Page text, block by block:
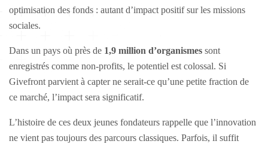
optimisation des fonds : autant d’impact positif sur les missions
sociales.
Dans un pays où près de 1,9 million d’organismes sont
enregistrés comme non-profits, le potentiel est colossal. Si
Givefront parvient à capter ne serait-ce qu’une petite fraction de
ce marché, l’impact sera significatif.
L’histoire de ces deux jeunes fondateurs rappelle que l’innovation
ne vient pas toujours des parcours classiques. Parfois, il suffit